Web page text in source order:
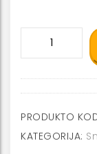
dėžė
WD1429
PRODUKTO
KATEGORIJA: